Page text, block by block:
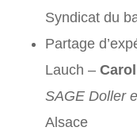
Syndicat du
Partage
Lauch –
SAGE Doller
Alsace